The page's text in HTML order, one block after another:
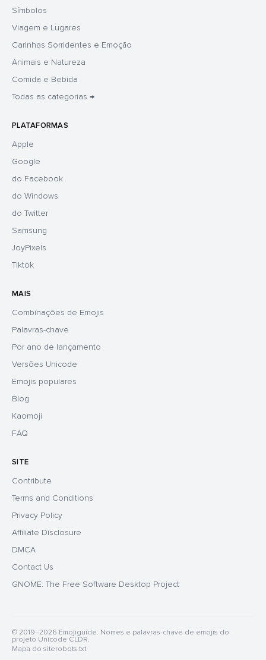
Símbolos
Viagem e Lugares
Carinhas Sorridentes e Emoção
Animais e Natureza
Comida e Bebida
Todas as categorias →
PLATAFORMAS
Apple
Google
do Facebook
do Windows
do Twitter
Samsung
JoyPixels
Tiktok
MAIS
Combinações de Emojis
Palavras-chave
Por ano de lançamento
Versões Unicode
Emojis populares
Blog
Kaomoji
FAQ
SITE
Contribute
Terms and Conditions
Privacy Policy
Affiliate Disclosure
DMCA
Contact Us
GNOME: The Free Software Desktop Project
© 2019–2026 Emojiguide. Nomes e palavras-chave de emojis do
projeto Unicode CLDR.
Mapa do siterobots.txt